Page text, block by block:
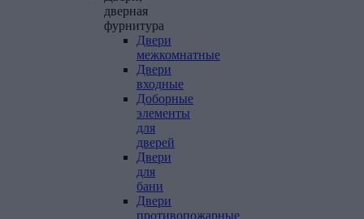
дверная
фурнитура
Двери
межкомнатные
Двери
входные
Доборные
элементы
для
дверей
Двери
для
бани
Двери
противопожарные